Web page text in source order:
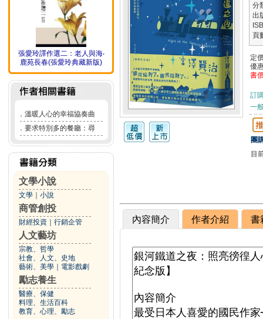
張愛玲譯作選二：老人與海‧
鹿苑長春(張愛玲典藏新版)
． 溫暖人心的幸福協奏曲
． 要求特別多的餐廳：尋
文學小說
文學 小說
商管創投
財經投資 行銷企管
人文藝坊
宗教、哲學
社會、人文、史地
藝術、美學
電影戲劇
勵志養生
醫療、保健
料理、生活百科
教育、心理、勵志
分
出
頁
定
優
書
訂
一
團
目
內容簡介 作者介紹 書